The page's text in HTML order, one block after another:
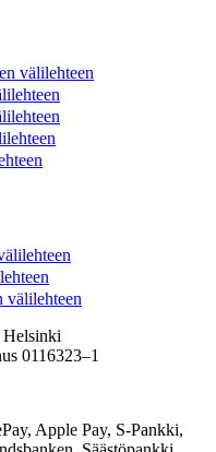
välilehteen
välilehteen
Helsinki
0116323–1
Apple Pay, S-Pankki,